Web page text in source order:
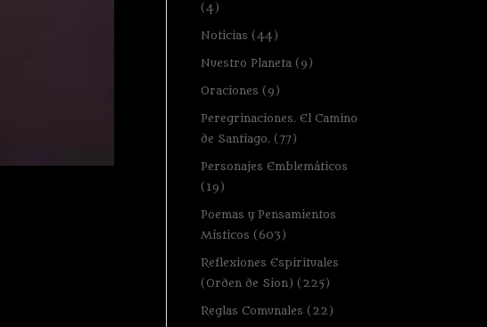
(4)
Noticias (44)
Nuestro Planeta (9)
Oraciones (9)
Peregrinaciones. El Camino
de Santiago. (77)
Personajes Emblemáticos
(19)
Poemas y Pensamientos
Místicos (603)
Reflexiones Espirituales
(Orden de Sion) (225)
Reglas Comunales (22)